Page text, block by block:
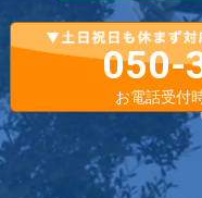
050-
お電話受付